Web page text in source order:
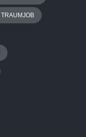
TRAUMJOB